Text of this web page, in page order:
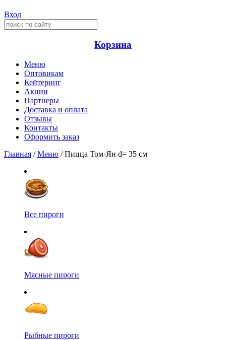
Вход
Корзина
Меню
Оптовикам
Кейтеринг
Акции
Партнеры
Доставка и оплата
Отзывы
Контакты
Оформить заказ
Главная /Меню / Пицца Том-Ян d= 35 см
Все пироги
Мясные пироги
Рыбные пироги